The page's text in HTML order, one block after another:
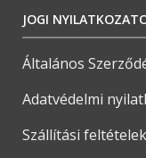
JOGI
Általános
Adatvédelmi
Szállítási feltételek